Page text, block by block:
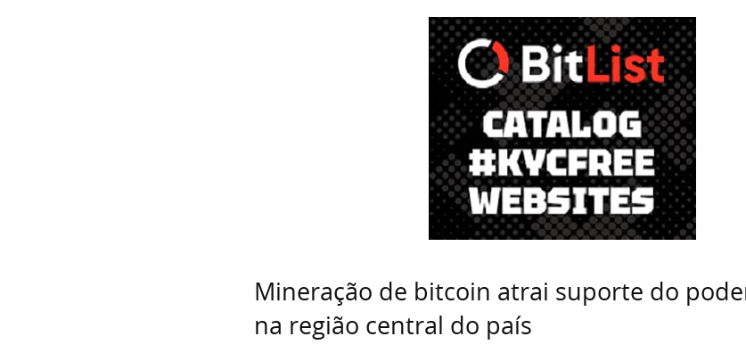
Mineração de bitcoin atrai suporte do
na região central do país